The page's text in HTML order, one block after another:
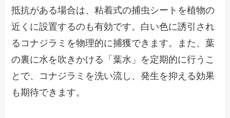
抵抗がある場合は、粘着式の捕虫シートを植物の
近くに設置するのも有効です。白い色に誘引され
るコナジラミを物理的に捕獲できます。また、葉
の裏に水を吹きかける「葉水」を定期的に行うこ
とで、コナジラミを洗い流し、発生を抑える効果
も期待できます。